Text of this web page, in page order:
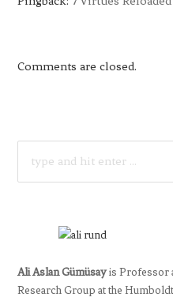
Comments are closed.
FOR:
Ali Aslan Gümüsayis Professor
Research Group at the